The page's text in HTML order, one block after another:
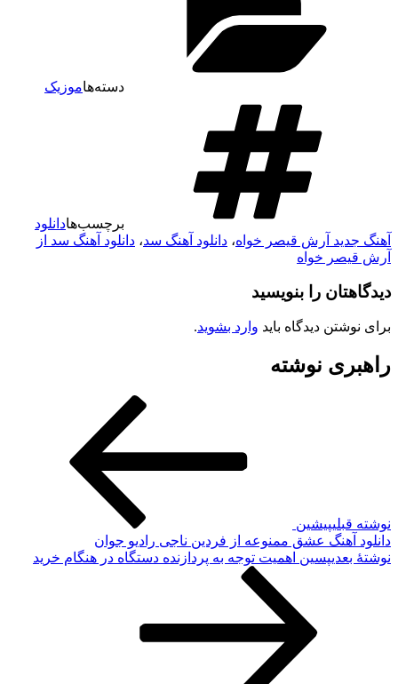
دسته‌هاموزیک
برچسب‌هادانلود
آهنگ جدید آرش قیصر خواه، دانلود آهنگ سد، دانلود آهنگ سد از
آرش قیصر خواه
دیدگاهتان را بنویسید
برای نوشتن دیدگاه باید وارد بشوید.
راهبری نوشته
نوشته قبلیپیشین
دانلود آهنگ عشق ممنوعه از فردین ناجی رادیو جوان
نوشته‌ٔ بعدیپسین اهمیت توجه به پردازنده دستگاه در هنگام خرید